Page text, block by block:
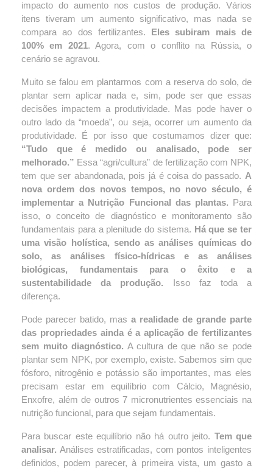
impacto do aumento nos custos de produção. Vários
itens tiveram um aumento significativo, mas nada se
compara ao dos fertilizantes.
Eles subiram mais de
100% em 2021. Agora, com o conflito na Rússia, o
cenário se agravou.
Muito se falou em plantarmos com a reserva do solo, de
plantar sem aplicar nada e, sim, pode ser que essas
decisões impactem a produtividade. Mas pode haver o
outro lado da “moeda”, ou seja, ocorrer um aumento da
“Tudo que é medido ou analisado, pode ser
melhorado.” Essa “agri/cultura” de fertilização com NPK,
tem que ser abandonada, pois já é coisa do passado. A
nova ordem dos novos tempos, no novo século, é
implementar a Nutrição Funcional das plantas. Para
isso, o conceito de diagnóstico e monitoramento são
fundamentais para a plenitude do sistema. Há que se ter
uma visão holística, sendo as análises químicas do
solo, as análises físico-hídricas e as análises
biológicas, fundamentais para o êxito e a
sustentabilidade da produção. Isso faz toda a
diferença.
Pode parecer batido, mas a realidade de grande parte
das propriedades ainda é a aplicação de fertilizantes
sem muito diagnóstico. A cultura de que não se pode
plantar sem NPK, por exemplo, existe. Sabemos sim que
fósforo, nitrogênio e potássio são importantes, mas eles
precisam estar em equilíbrio com Cálcio, Magnésio,
Enxofre, além de outros 7 micronutrientes essenciais na
nutrição funcional, para que sejam fundamentais.
Para buscar este equilíbrio não há outro jeito. Tem que
analisar. Análises estratificadas, com pontos inteligentes
definidos, podem parecer, à primeira vista, um gasto a